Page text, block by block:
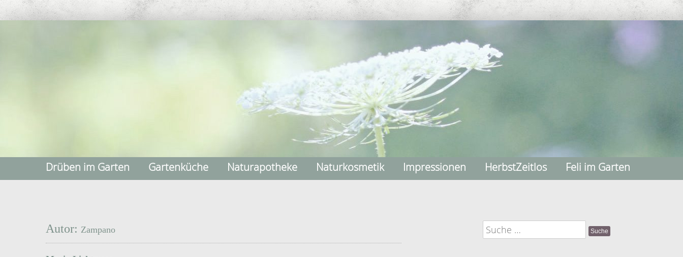
Drüben im Garten Gartenküche Naturapotheke Naturkosmetik Impressionen HerbstZeitlos Feli im Garten
Autor: Zampano
Suche